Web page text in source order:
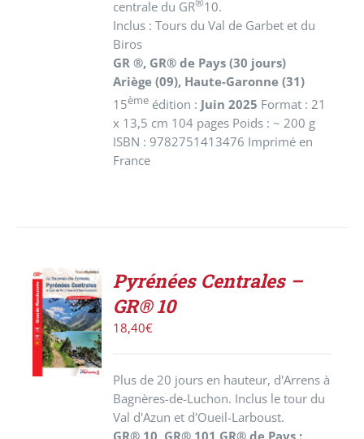
centrale du GR®10.
Inclus : Tours du Val de Garbet et du
Biros
GR ®, GR® de Pays (30 jours)
Ariège (09), Haute-Garonne (31)
15ème édition : Juin 2025 Format : 21
x 13,5 cm 104 pages Poids : ~ 200 g
ISBN : 9782751413476 Imprimé en
France
AJOUTER
AU
PANIER
/
DÉTAILS
Pyrénées Centrales –
GR® 10
18,40€
Plus de 20 jours en hauteur, d'Arrens à
Bagnères-de-Luchon. Inclus le tour du
Val d'Azun et d'Oueil-Larboust.